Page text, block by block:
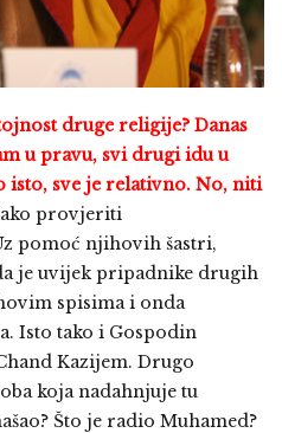
druge religije? Danas
u pravu, svi drugi idu u
isto, sve je relativno. No, niti
provjeriti
pomoć njihovih šastri,
je uvijek pripadnike drugih
spisima i onda
Isto tako i Gospodin
Kazijem. Drugo
koja nadahnjuje tu
Što je radio Muhamed?